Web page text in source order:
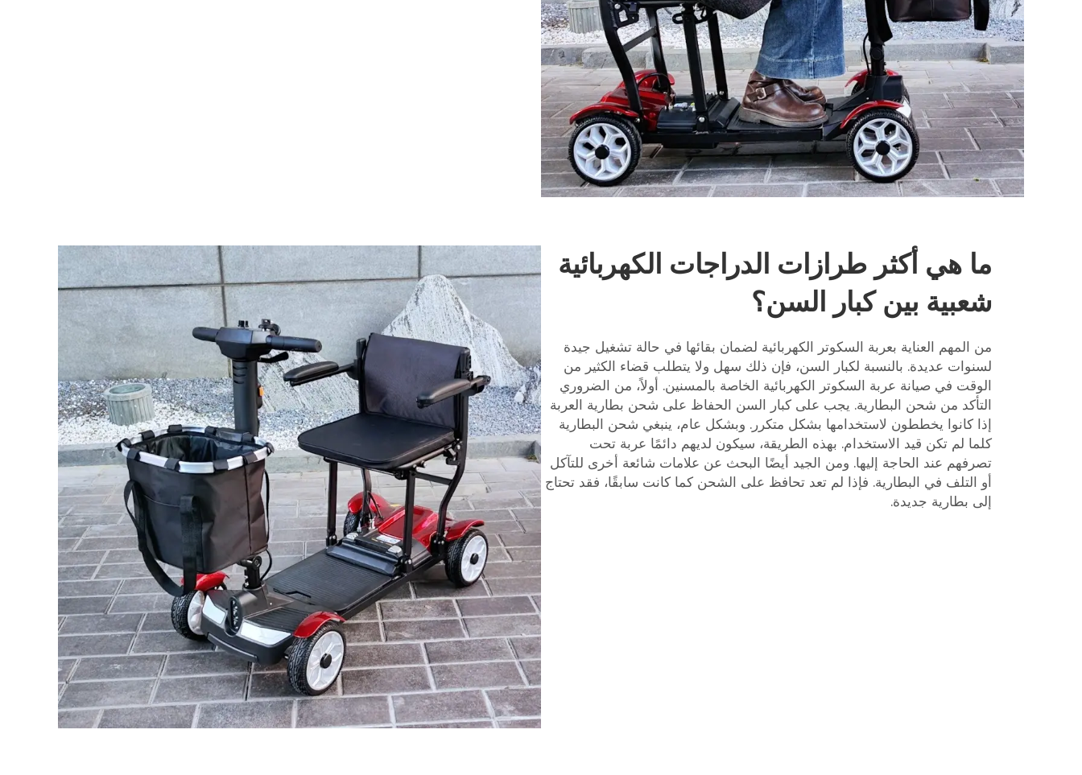
ما هي أكثر طرازات الدراجات الكهربائية
شعبية بين كبار السن؟
من المهم العناية بعربة السكوتر الكهربائية لضمان بقائها في حالة تشغيل جيدة
لسنوات عديدة. بالنسبة لكبار السن، فإن ذلك سهل ولا يتطلب قضاء الكثير من
الوقت في صيانة عربة السكوتر الكهربائية الخاصة بالمسنين. أولاً، من الضروري
التأكد من شحن البطارية. يجب على كبار السن الحفاظ على شحن بطارية العربة
إذا كانوا يخططون لاستخدامها بشكل متكرر. وبشكل عام، ينبغي شحن البطارية
كلما لم تكن قيد الاستخدام. بهذه الطريقة، سيكون لديهم دائمًا عربة تحت
تصرفهم عند الحاجة إليها. ومن الجيد أيضًا البحث عن علامات شائعة أخرى للتآكل
أو التلف في البطارية. فإذا لم تعد تحافظ على الشحن كما كانت سابقًا، فقد تحتاج
إلى بطارية جديدة.